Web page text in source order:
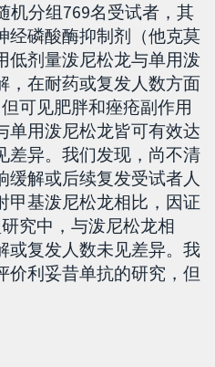
机分组769名受试者，其
经磷酸酶抑制剂（他克莫
低剂量泼尼松龙与单用泼
，在耐药或复发人数方面
可见肥胖和痤疮副作用
单用泼尼松龙皆可有效达
差异。我们发现，尚不清
缓解或后续复发受试者人
甲基泼尼松龙相比，因证
究中，与泼尼松龙相
或复发人数未见差异。我
价利妥昔单抗的研究，但